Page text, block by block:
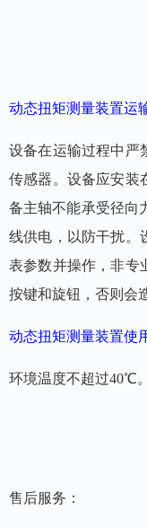
动态扭矩测量装置运
设备在运输过程中严
传感器。设备应安装
备主轴不能承受径向
线供电，以防干扰。
表参数并操作，非专
按键和旋钮，否则会
动态扭矩测量装置使
环境温度不超过40℃
售后服务：